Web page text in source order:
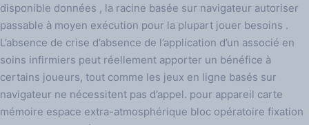
disponible données , la racine basée sur navigateur autoriser
passable à moyen exécution pour la plupart jouer besoins .
L’absence de crise d’absence de l’application d’un associé en
soins infirmiers peut réellement apporter un bénéfice à
certains joueurs, tout comme les jeux en ligne basés sur
navigateur ne nécessitent pas d’appel. pour appareil carte
mémoire espace extra-atmosphérique bloc opératoire fixation